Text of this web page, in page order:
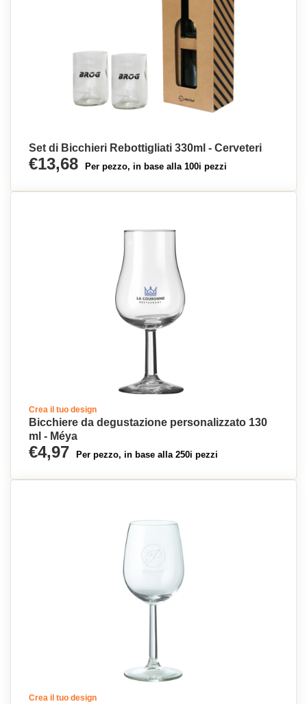
Set di Bicchieri Rebottigliati 330ml - Cerveteri
€13,68 Per pezzo, in base alla 100i pezzi
Crea il tuo design
Bicchiere da degustazione personalizzato 130
ml - Méya
€4,97 Per pezzo, in base alla 250i pezzi
Crea il tuo design